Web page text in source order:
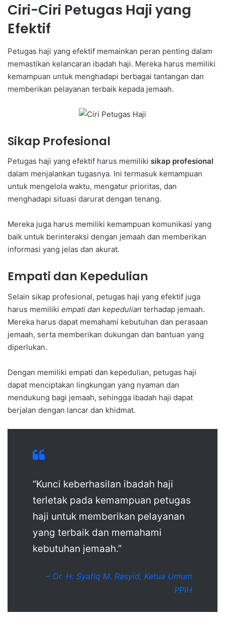
Ciri-Ciri Petugas Haji yang
Efektif
Petugas haji yang efektif memainkan peran penting dalam
memastikan kelancaran ibadah haji. Mereka harus memiliki
kemampuan untuk menghadapi berbagai tantangan dan
memberikan pelayanan terbaik kepada jemaah.
Sikap Profesional
Petugas haji yang efektif harus memiliki sikap profesional
dalam menjalankan tugasnya. Ini termasuk kemampuan
untuk mengelola waktu, mengatur prioritas, dan
menghadapi situasi darurat dengan tenang.
Mereka juga harus memiliki kemampuan komunikasi yang
baik untuk berinteraksi dengan jemaah dan memberikan
informasi yang jelas dan akurat.
Empati dan Kepedulian
Selain sikap profesional, petugas haji yang efektif juga
harus memiliki empati dan kepedulian terhadap jemaah.
Mereka harus dapat memahami kebutuhan dan perasaan
jemaah, serta memberikan dukungan dan bantuan yang
diperlukan.
Dengan memiliki empati dan kepedulian, petugas haji
dapat menciptakan lingkungan yang nyaman dan
mendukung bagi jemaah, sehingga ibadah haji dapat
berjalan dengan lancar dan khidmat.
“Kunci keberhasilan ibadah haji
terletak pada kemampuan petugas
haji untuk memberikan pelayanan
yang terbaik dan memahami
kebutuhan jemaah.”
– Dr. H. Syafiq M. Rasyid, Ketua Umum
PPIH